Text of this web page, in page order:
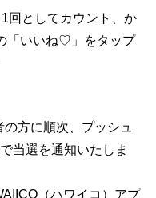
としてカウント、か
「いいね♡」をタップ
方に順次、プッシュ
当選を通知いたしま
（ハワイコ）アプ